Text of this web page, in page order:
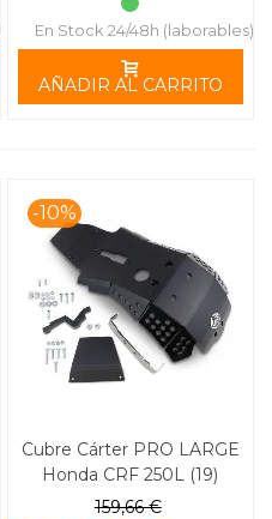
En Stock 24/48h (laborables)
AÑADIR AL CARRITO
-10%
Cubre Cárter PRO LARGE
Honda CRF 250L (19)
MOOSE RACING
159,66 €